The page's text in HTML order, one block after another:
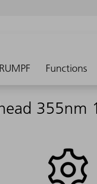
Functions
355nm